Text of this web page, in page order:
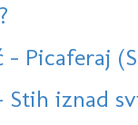
Picaferaj
Stih iznad